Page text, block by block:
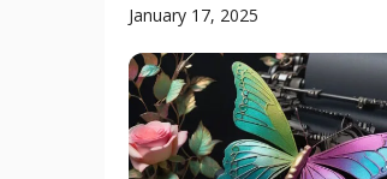
January 17, 2025